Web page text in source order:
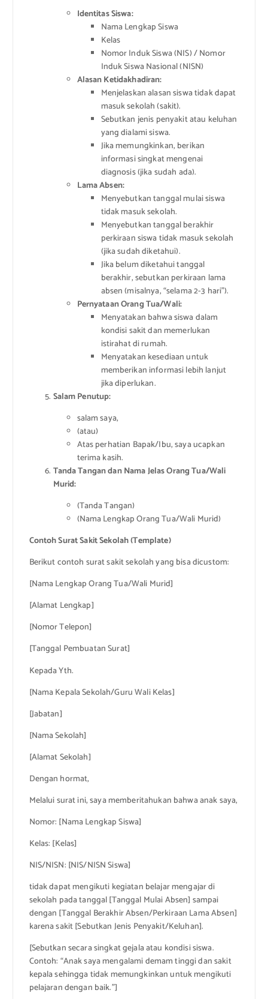
Identitas Siswa:
Nama Lengkap Siswa
Kelas
Nomor Induk Siswa (NIS) / Nomor
Induk Siswa Nasional (NISN)
Alasan Ketidakhadiran:
Menjelaskan alasan siswa tidak dapat
masuk sekolah (sakit).
Sebutkan jenis penyakit atau keluhan
yang dialami siswa.
Jika memungkinkan, berikan
informasi singkat mengenai
diagnosis (jika sudah ada).
Lama Absen:
Menyebutkan tanggal mulai siswa
tidak masuk sekolah.
Menyebutkan tanggal berakhir
perkiraan siswa tidak masuk sekolah
(jika sudah diketahui).
Jika belum diketahui tanggal
berakhir, sebutkan perkiraan lama
absen (misalnya, “selama 2-3 hari”).
Pernyataan Orang Tua/Wali:
Menyatakan bahwa siswa dalam
kondisi sakit dan memerlukan
istirahat di rumah.
Menyatakan kesediaan untuk
memberikan informasi lebih lanjut
jika diperlukan.
Salam Penutup:
salam saya,
(atau)
Atas perhatian Bapak/Ibu, saya ucapkan
terima kasih.
Tanda Tangan dan Nama Jelas Orang Tua/Wali
Murid:
(Tanda Tangan)
(Nama Lengkap Orang Tua/Wali Murid)
Contoh Surat Sakit Sekolah (Template)
Berikut contoh surat sakit sekolah yang bisa dicustom:
[Nama Lengkap Orang Tua/Wali Murid]
[Alamat Lengkap]
[Nomor Telepon]
[Tanggal Pembuatan Surat]
Kepada Yth.
[Nama Kepala Sekolah/Guru Wali Kelas]
[Jabatan]
[Nama Sekolah]
[Alamat Sekolah]
Dengan hormat,
Melalui surat ini, saya memberitahukan bahwa anak saya,
Nomor: [Nama Lengkap Siswa]
Kelas: [Kelas]
NIS/NISN: [NIS/NISN Siswa]
tidak dapat mengikuti kegiatan belajar mengajar di
sekolah pada tanggal [Tanggal Mulai Absen] sampai
dengan [Tanggal Berakhir Absen/Perkiraan Lama Absen]
karena sakit [Sebutkan Jenis Penyakit/Keluhan].
[Sebutkan secara singkat gejala atau kondisi siswa.
Contoh: “Anak saya mengalami demam tinggi dan sakit
kepala sehingga tidak memungkinkan untuk mengikuti
pelajaran dengan baik.”]